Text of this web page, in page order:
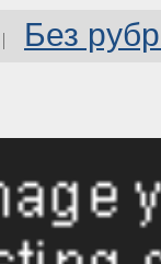
Без